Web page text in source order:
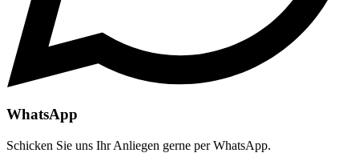
WhatsApp
Schicken Sie uns Ihr Anliegen gerne per WhatsApp.